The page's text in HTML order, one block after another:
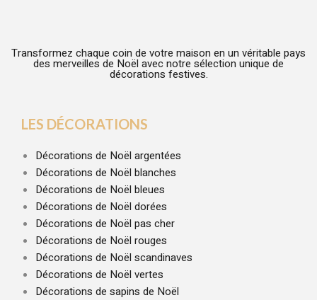
Transformez chaque coin de votre maison en un véritable pays
des merveilles de Noël avec notre sélection unique de
décorations festives.
LES DÉCORATIONS
Décorations de Noël argentées
Décorations de Noël blanches
Décorations de Noël bleues
Décorations de Noël dorées
Décorations de Noël pas cher
Décorations de Noël rouges
Décorations de Noël scandinaves
Décorations de Noël vertes
Décorations de sapins de Noël